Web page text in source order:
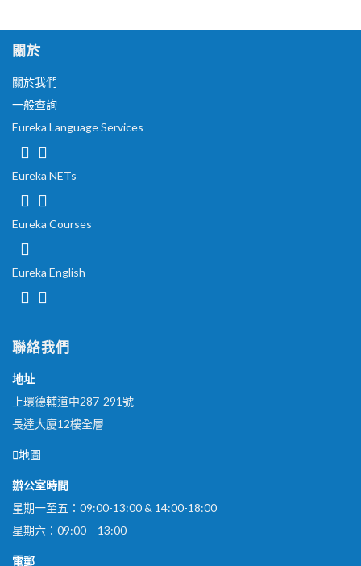
關於
關於我們
一般查詢
Eureka Language Services
Eureka NETs
Eureka Courses
Eureka English
聯絡我們
地址
上環德輔道中287-291號
長達大廈12樓全層
地圖
辦公室時間
星期一至五：09:00-13:00 & 14:00-18:00
星期六：09:00 – 13:00
電郵